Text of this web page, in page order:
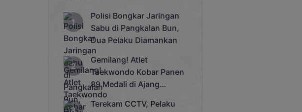
Polisi Bongkar Jaringan
Sabu di Pangkalan Bun,
Dua Pelaku Diamankan
Gemilang! Atlet
Taekwondo Kobar Panen
89 Medali di Ajang
Bergengsi Rektor Unda
Cup 2025
Terekam CCTV, Pelaku